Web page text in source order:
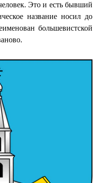
Это и есть бывший
название носил до
большевистской